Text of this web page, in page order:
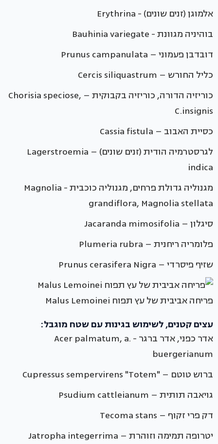
אלמוגן (זנים שונים) - Erythrina
בוהיניה מגוונת - Bauhinia variegate
דובדבן פעמוני – Prunus campanulata
כליל החורש – Cercis siliquastrum
כוריזיה הדורה, כוריזיה בקבוקית – Chorisia speciose,
C.insignis
כסיית האבוב – Cassia fistula
לגרסטרמיה הודית (זנים שונים) – Lagerstroemia
indica
מגנוליה גדולת פרחים, מגנוליה כוכבית - Magnolia
grandiflora, Magnolia stellata
סיגלון – Jacaranda mimosifolia
פלומריה ריחנית – Plumeria rubra
שזיף פיסרדי – Prunus cerasifera Nigra
פריחה אביבית של עץ תפוח Malus Lemoinei
עצים קטנים, לשימוש בגינות עם שטח מוגבל:
אדר כפני, אדר ברגר - Acer palmatum, a.
buergerianum
ברוש טוטם – "Cupressus sempervirens "Totem
גויאבה תותית – Psudium cattleianum
דק פרי זקוף – Tecoma stans
יטרופה תמימה וזוהרת – Jatropha integerrima